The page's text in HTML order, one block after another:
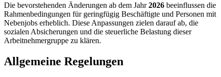
Die bevorstehenden Änderungen ab dem Jahr2026 beeinflussen die
Rahmenbedingungen für geringfügig Beschäftigte und Personen mit
Nebenjobs erheblich. Diese Anpassungen zielen darauf ab, die
sozialen Absicherungen und die steuerliche Belastung dieser
Arbeitnehmergruppe zu klären.
Allgemeine Regelungen